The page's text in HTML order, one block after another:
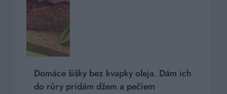
Domáce šišky bez kvapky oleja. Dám ich
do rúry pridám džem a pečiem